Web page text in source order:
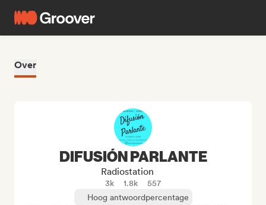
Over
DIFUSIÓN PARLANTE
Radiostation
3k 1.8k
557
Hoog antwoordpercentage